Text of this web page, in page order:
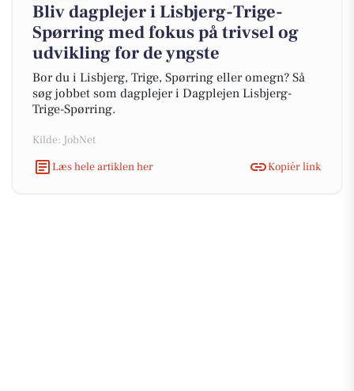
Bliv dagplejer i Lisbjerg-Trige-
Spørring med fokus på trivsel og
udvikling for de yngste
Bor du i Lisbjerg, Trige, Spørring eller omegn? Så
søg jobbet som dagplejer i Dagplejen Lisbjerg-
Trige-Spørring.
Kilde: JobNet
Læs hele artiklen her
Kopiér link